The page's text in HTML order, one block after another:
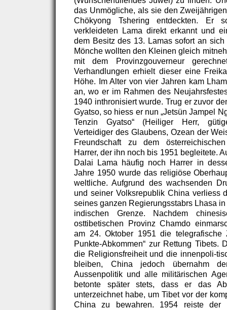
das Unmögliche, als sie den
Chökyong Tshering entdeckten. Er
verkleideten Lama direkt erkannt und
dem Besitz des 13. Lamas sofort an
Mönche wollten den Kleinen gleich
mit dem Provinzgouverneur
Verhandlungen erhielt dieser eine
Höhe. Im Alter von vier Jahren kam
an, wo er im Rahmen des
1940 inthronisiert wurde. Trug er zuvor
Gyatso, so hiess er nun „Jetsün Jampel
Tenzin Gyatso“ (Heiliger Herr,
Verteidiger des Glaubens, Ozean der
Freundschaft zu dem
Harrer, der ihn noch bis 1951 begleitete.
Dalai Lama häufig noch Harrer in
Jahre 1950 wurde das religiöse
weltliche. Aufgrund des wachsenden
und seiner Volksrepublik China verliess
seines ganzen Regierungsstabrs Lhasa
indischen Grenze. Nachdem
osttibetischen Provinz Chamdo
am 24. Oktober 1951 die telegrafische
Punkte-Abkommen“ zur Rettung Tibets.
die Religionsfreiheit und die innenpoli-
bleiben, China jedoch übernahm
Aussenpolitik und alle militärischen
betonte später stets, dass er das
unterzeichnet habe, um Tibet vor der
China zu bewahren. 1954 reiste der